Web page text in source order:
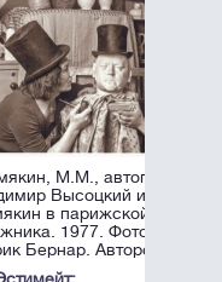
и Михаил
мастерской
-
...